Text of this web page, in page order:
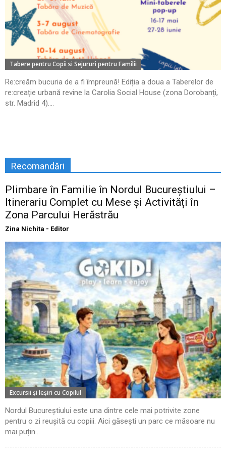
Tabere pentru Copii si Sejururi pentru Familii
Re:creăm bucuria de a fi împreună! Ediția a doua a Taberelor de
re:creație urbană revine la Carolia Social House (zona Dorobanți,
str. Madrid 4)....
Recomandări
Plimbare în Familie în Nordul Bucureștiului –
Itinerariu Complet cu Mese și Activități în
Zona Parcului Herăstrău
Zina Nichita - Editor
Excursii şi Ieşiri cu Copilul
Nordul Bucureștiului este una dintre cele mai potrivite zone
pentru o zi reușită cu copiii. Aici găsești un parc ce măsoare nu
mai puțin...